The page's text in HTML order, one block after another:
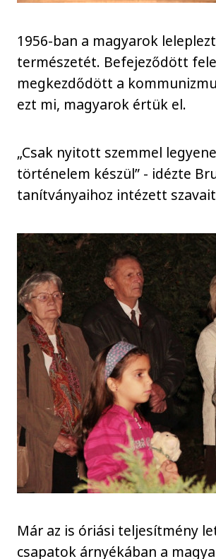
1956-ban a magyarok
természetét. Befejeződött
megkezdődött a
ezt mi, magyarok értük el.
„Csak nyitott szemmel
történelem készül” - idézte
tanítványaihoz intézett
Már az is óriási teljesítmény
csapatok árnyékában a